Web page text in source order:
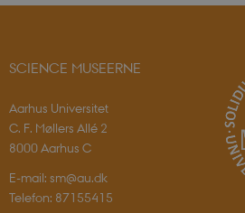
SCIENCE MUSEERNE
Aarhus Universitet
C. F. Møllers Allé 2
8000 Aarhus C
E-mail: sm@au.dk
Telefon: 87155415